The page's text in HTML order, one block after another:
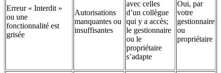
Erreur « Interdit »
ou une
fonctionnalité est
grisée
Autorisations
manquantes ou
insuffisantes
avec celles
d’un collègue
qui y a accès;
le gestionnaire
ou le
propriétaire
s’adapte
Oui, par
votre
gestionnaire
ou
propriétaire